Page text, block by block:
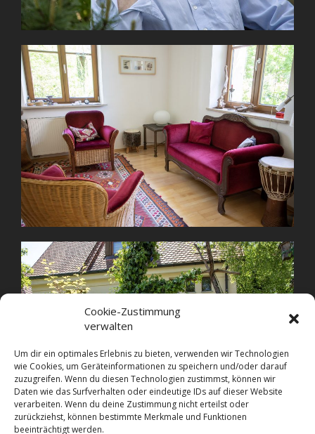
Cookie-Zustimmung
verwalten
Um dir ein optimales Erlebnis zu bieten, verwenden wir Technologien
wie Cookies, um Geräteinformationen zu speichern und/oder darauf
zuzugreifen. Wenn du diesen Technologien zustimmst, können wir
Daten wie das Surfverhalten oder eindeutige IDs auf dieser Website
verarbeiten. Wenn du deine Zustimmung nicht erteilst oder
zurückziehst, können bestimmte Merkmale und Funktionen
beeinträchtigt werden.